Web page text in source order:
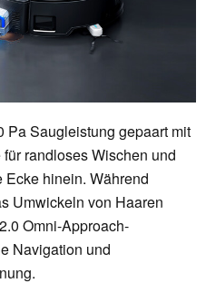
Pa Saugleistung gepaart mit
randloses Wischen und
hinein. Während
Umwickeln von Haaren
Omni-Approach-
Navigation und